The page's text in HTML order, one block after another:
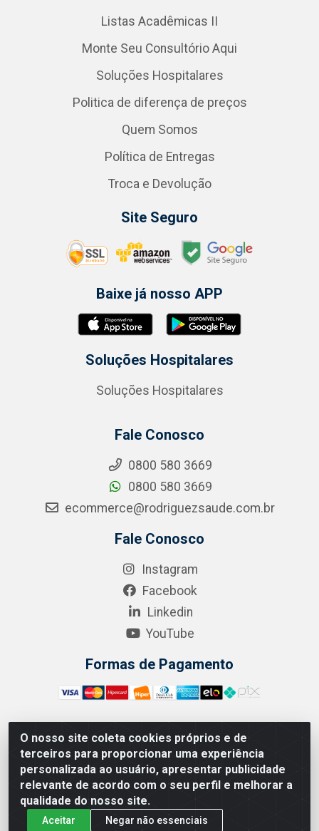
O nosso site coleta cookies próprios e de
terceiros para proporcionar uma experiência
personalizada ao usuário, apresentar publicidade
relevante de acordo com o seu perfil e melhorar a
qualidade do nosso site.
Aceitar Negar não essenciais
Listas Acadêmicas II
Monte Seu Consultório Aqui
Soluções Hospitalares
Politica de diferença de preços
Quem Somos
Política de Entregas
Troca e Devolução
Site Seguro
Baixe já nosso APP
Soluções Hospitalares
Soluções Hospitalares
Fale Conosco
0800 580 3669
0800 580 3669
ecommerce@rodriguezsaude.com.br
Fale Conosco
Instagram
Facebook
Linkedin
YouTube
Formas de Pagamento
A.R. RODRIGUEZ SOLUÇÕES EM SAÚDE - Endereço Av.
Joaquim Nabuco, 2235 - Centro, Manaus - AM, CEP
69020-031 - CNPJ 04.562.591/0001-41